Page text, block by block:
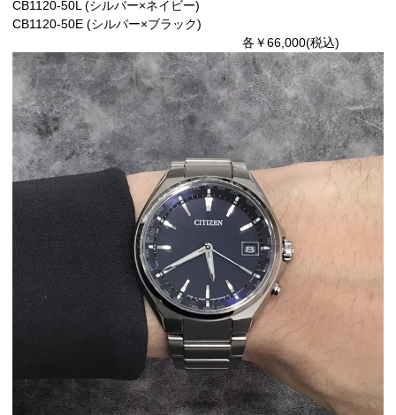
CB1120-50L (シルバー×ネイビー)
CB1120-50E (シルバー×ブラック)
各￥66,000(税込)